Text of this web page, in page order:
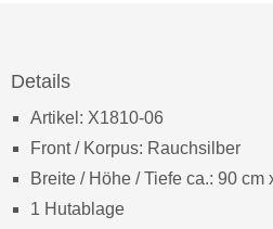
Details
Artikel: X1810-06
Front / Korpus: Rauchsilber
Breite / Höhe / Tiefe ca.: 90 cm
1 Hutablage